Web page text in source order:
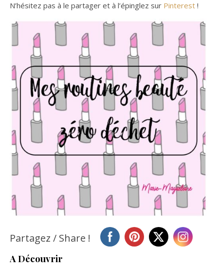
N’hésitez pas à le partager et à l’épinglez sur Pinterest !
Partagez / Share !
A Découvrir